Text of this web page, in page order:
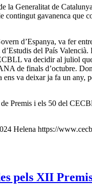
la Generalitat de
contingut gavanenca
d’Espanya, va fer
del País
va decidir al juliol
de finals d’octubre.
va deixar ja fa un any,
Premis i els 50 del
Helena https://
pels XII